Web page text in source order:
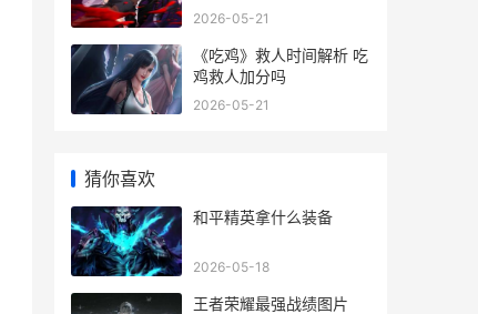
候开始
2026-05-21
《吃鸡》救人时间解析 吃
鸡救人加分吗
2026-05-21
猜你喜欢
和平精英拿什么装备
2026-05-18
王者荣耀最强战绩图片